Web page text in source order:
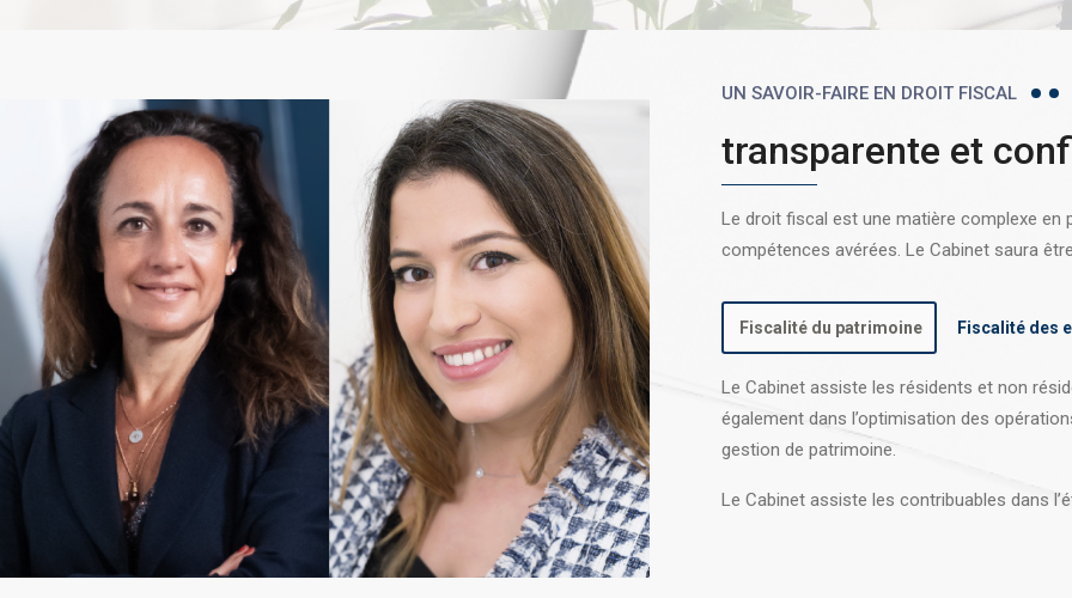
UN SAVOIR-FAIRE EN DROIT FISCAL
transparente et
Le droit fiscal est une matière complexe en
compétences avérées. Le Cabinet saura
Fiscalité du patrimoine Fiscalité des
Le Cabinet assiste les résidents et non
également dans l’optimisation des
gestion de patrimoine.
Le Cabinet assiste les contribuables dans